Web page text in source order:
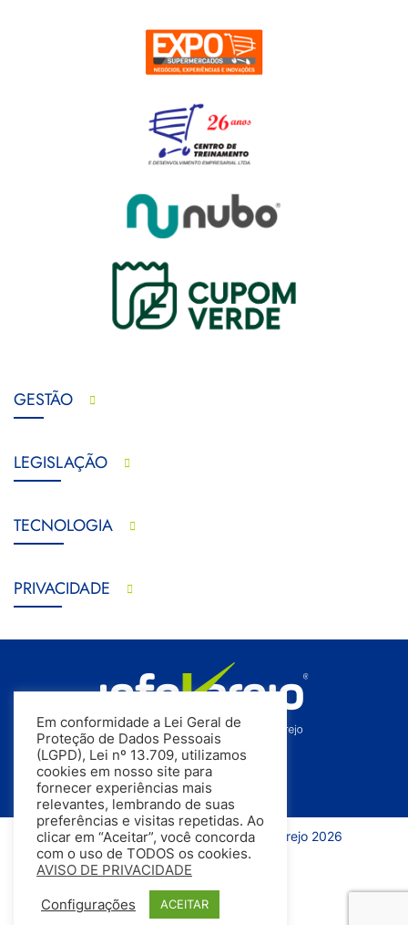
GESTÃO
LEGISLAÇÃO
TECNOLOGIA
PRIVACIDADE
Todos os direitos reservados | InfoVarejo 2026
Em conformidade a Lei Geral de
Proteção de Dados Pessoais
(LGPD), Lei nº 13.709, utilizamos
cookies em nosso site para
fornecer experiências mais
relevantes, lembrando de suas
preferências e visitas repetidas. Ao
clicar em “Aceitar”, você concorda
com o uso de TODOS os cookies.
AVISO DE PRIVACIDADE
Configurações ACEITAR